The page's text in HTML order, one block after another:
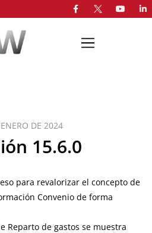
DE 2024
15.6.0
para revalorizar el concepto de
Convenio de forma
Reparto de gastos se muestra